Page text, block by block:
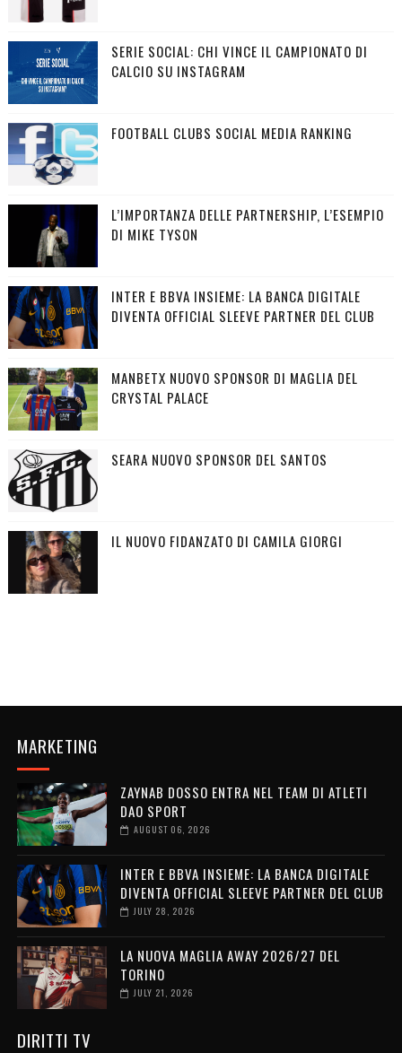
SERIE SOCIAL: CHI VINCE IL CAMPIONATO DI
CALCIO SU INSTAGRAM
FOOTBALL CLUBS SOCIAL MEDIA RANKING
L’IMPORTANZA DELLE PARTNERSHIP, L’ESEMPIO
DI MIKE TYSON
INTER E BBVA INSIEME: LA BANCA DIGITALE
DIVENTA OFFICIAL SLEEVE PARTNER DEL CLUB
MANBETX NUOVO SPONSOR DI MAGLIA DEL
CRYSTAL PALACE
SEARA NUOVO SPONSOR DEL SANTOS
IL NUOVO FIDANZATO DI CAMILA GIORGI
MARKETING
ZAYNAB DOSSO ENTRA NEL TEAM DI ATLETI
DAO SPORT
AUGUST 06, 2026
INTER E BBVA INSIEME: LA BANCA DIGITALE
DIVENTA OFFICIAL SLEEVE PARTNER DEL CLUB
JULY 28, 2026
LA NUOVA MAGLIA AWAY 2026/27 DEL
TORINO
JULY 21, 2026
DIRITTI TV